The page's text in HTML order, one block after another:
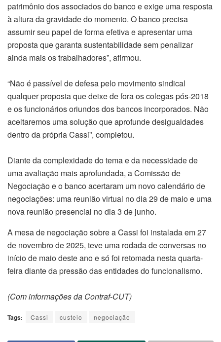
patrimônio dos associados do banco e exige uma resposta
à altura da gravidade do momento. O banco precisa
assumir seu papel de forma efetiva e apresentar uma
proposta que garanta sustentabilidade sem penalizar
ainda mais os trabalhadores”, afirmou.
“Não é passível de defesa pelo movimento sindical
qualquer proposta que deixe de fora os colegas pós-2018
e os funcionários oriundos dos bancos incorporados. Não
aceitaremos uma solução que aprofunde desigualdades
dentro da própria Cassi”, completou.
Diante da complexidade do tema e da necessidade de
uma avaliação mais aprofundada, a Comissão de
Negociação e o banco acertaram um novo calendário de
negociações: uma reunião virtual no dia 29 de maio e uma
nova reunião presencial no dia 3 de junho.
A mesa de negociação sobre a Cassi foi instalada em 27
de novembro de 2025, teve uma rodada de conversas no
início de maio deste ano e só foi retomada nesta quarta-
feira diante da pressão das entidades do funcionalismo.
(Com informações da Contraf-CUT)
Tags: Cassi custeio negociação